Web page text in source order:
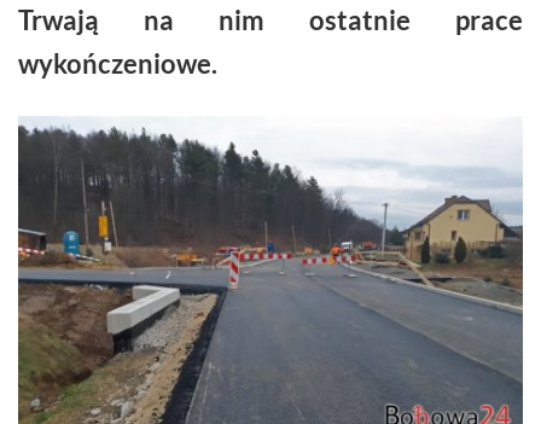
Trwają na nim ostatnie prace
wykończeniowe.